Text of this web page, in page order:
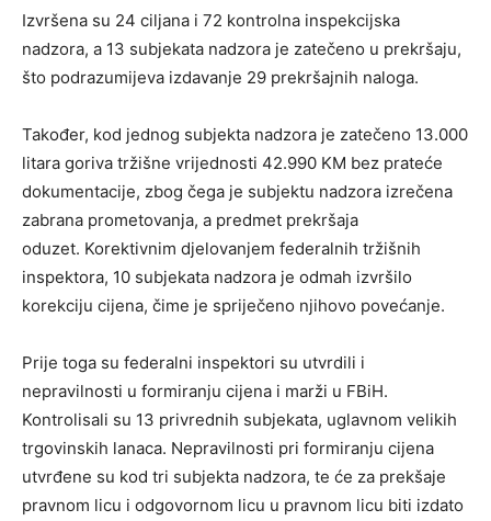
Izvršena su 24 ciljana i 72 kontrolna inspekcijska
nadzora, a 13 subjekata nadzora je zatečeno u prekršaju,
što podrazumijeva izdavanje 29 prekršajnih naloga.
Također, kod jednog subjekta nadzora je zatečeno 13.000
litara goriva tržišne vrijednosti 42.990 KM bez prateće
dokumentacije, zbog čega je subjektu nadzora izrečena
zabrana prometovanja, a predmet prekršaja
oduzet. Korektivnim djelovanjem federalnih tržišnih
inspektora, 10 subjekata nadzora je odmah izvršilo
korekciju cijena, čime je spriječeno njihovo povećanje.
Prije toga su federalni inspektori su utvrdili i
nepravilnosti u formiranju cijena i marži u FBiH.
Kontrolisali su 13 privrednih subjekata, uglavnom velikih
trgovinskih lanaca. Nepravilnosti pri formiranju cijena
utvrđene su kod tri subjekta nadzora, te će za prekšaje
pravnom licu i odgovornom licu u pravnom licu biti izdato